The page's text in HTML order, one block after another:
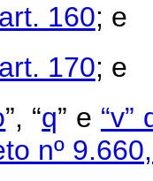
160; e
170; e
”, “q” e
nº